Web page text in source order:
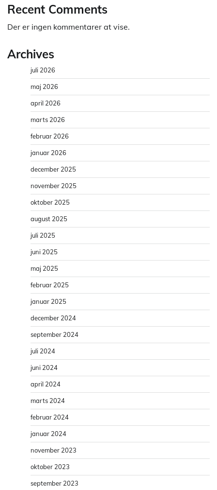
Recent Comments
Der er ingen kommentarer at vise.
Archives
juli 2026
maj 2026
april 2026
marts 2026
februar 2026
januar 2026
december 2025
november 2025
oktober 2025
august 2025
juli 2025
juni 2025
maj 2025
februar 2025
januar 2025
december 2024
september 2024
juli 2024
juni 2024
april 2024
marts 2024
februar 2024
januar 2024
november 2023
oktober 2023
september 2023